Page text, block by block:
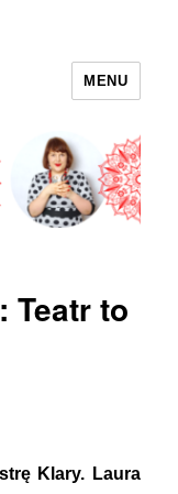
MENU
Teatr to
Klary. Laura